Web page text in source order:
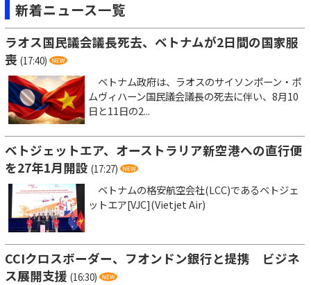
新着ニュース一覧
ラオス国民議会議長死去、ベトナムが2日間の国家服
喪 (17:40)
ベトナム政府は、ラオスのサイソンポーン・ポ
ムヴィハーン国民議会議長の死去に伴い、8月10
日と11日の2...
ベトジェットエア、オーストラリア新空港への直行便
を27年1月開設 (17:27)
ベトナムの格安航空会社(LCC)であるベトジェ
ットエア[VJC](Vietjet Air)
CCIクロスボーダー、フオンドン銀行と提携 ビジネ
ス展開支援 (16:30)